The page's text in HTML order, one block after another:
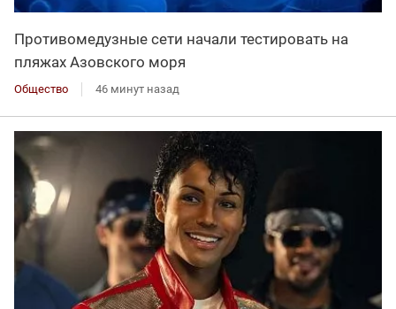
Противомедузные сети начали тестировать на
пляжах Азовского моря
Общество 46 минут назад